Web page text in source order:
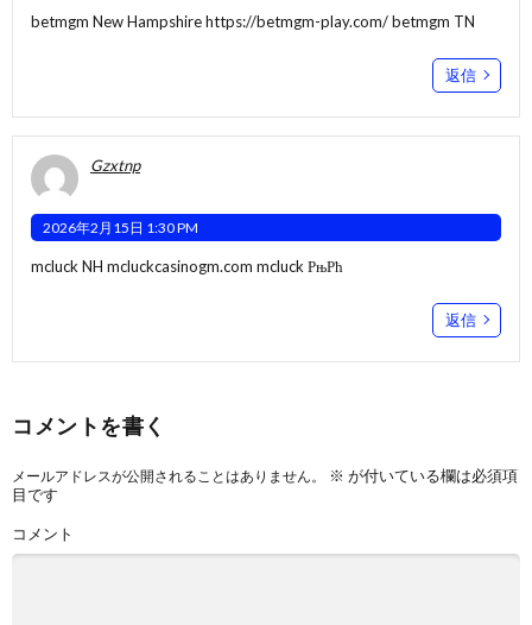
betmgm New Hampshirehttps://betmgm-play.com/betmgm TN
返信
Gzxtnp
2026年2月15日 1:30 PM
mcluck NH mcluckcasinogm.com mcluck РњРћ
返信
コメントを書く
メールアドレスが公開されることはありません。 ※ が付いている欄は必須項
目です
コメント